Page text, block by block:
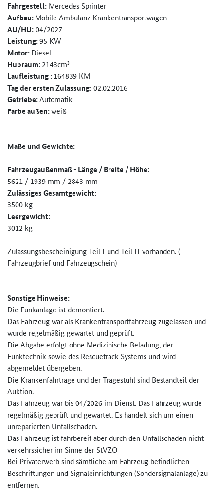
Fahrgestell: Mercedes Sprinter
Aufbau:Mobile Ambulanz Krankentransportwagen
AU/HU:04/2027
Leistung:95 KW
Motor:Diesel
Hubraum:2143cm³
Laufleistung :164839 KM
Tag der ersten Zulassung:02.02.2016
Getriebe:Automatik
Farbe außen:weiß
Maße und Gewichte:
Fahrzeugaußenmaß - Länge / Breite / Höhe:
5621 / 1939 mm / 2843 mm
Zulässiges Gesamtgewicht:
3500 kg
Leergewicht:
3012 kg
Zulassungsbescheinigung Teil I und Teil II vorhanden. (
Fahrzeugbrief und Fahrzeugschein)
Sonstige Hinweise:
Die Funkanlage ist demontiert.
Das Fahrzeug war als Krankentransportfahrzeug zugelassen und
wurde regelmäßig gewartet und geprüft.
Die Abgabe erfolgt ohne Medizinische Beladung, der
Funktechnik sowie des Rescuetrack Systems und wird
abgemeldet übergeben.
Die Krankenfahrtrage und der Tragestuhl sind Bestandteil der
Auktion.
Das Fahrzeug war bis 04/2026 im Dienst. Das Fahrzeug wurde
regelmäßig geprüft und gewartet. Es handelt sich um einen
unreparierten Unfallschaden.
Das Fahrzeug ist fahrbereit aber durch den Unfallschaden nicht
verkehrssicher im Sinne der StVZO
Bei Privaterwerb sind sämtliche am Fahrzeug befindlichen
Beschriftungen und Signaleinrichtungen (Sondersignalanlage) zu
entfernen.